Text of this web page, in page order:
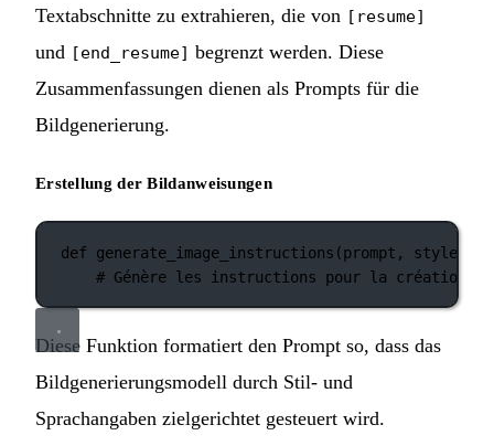
Textabschnitte zu extrahieren, die von [resume]
und [end_resume] begrenzt werden. Diese
Zusammenfassungen dienen als Prompts für die
Bildgenerierung.
Erstellung der Bildanweisungen
def generate_image_instructions (prompt, style,
# Génère les instructions pour la création
Diese Funktion formatiert den Prompt so, dass das
Bildgenerierungsmodell durch Stil- und
Sprachangaben zielgerichtet gesteuert wird.